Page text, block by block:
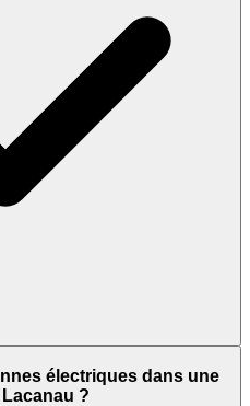
électriques dans une
?